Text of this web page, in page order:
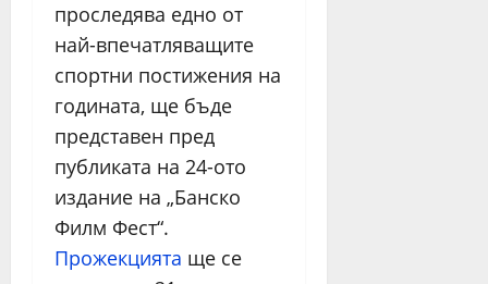
проследява едно от
най-впечатляващите
спортни постижения на
годината, ще бъде
представен пред
публиката на 24-ото
издание на „Банско
Филм Фест“.
Прожекцията ще се